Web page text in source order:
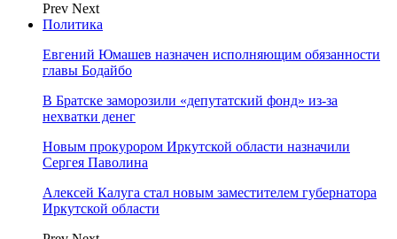
Prev Next
Политика
Евгений Юмашев назначен исполняющим обязанности
главы Бодайбо
В Братске заморозили «депутатский фонд» из‑за
нехватки денег
Новым прокурором Иркутской области назначили
Сергея Паволина
Алексей Калуга стал новым заместителем губернатора
Иркутской области